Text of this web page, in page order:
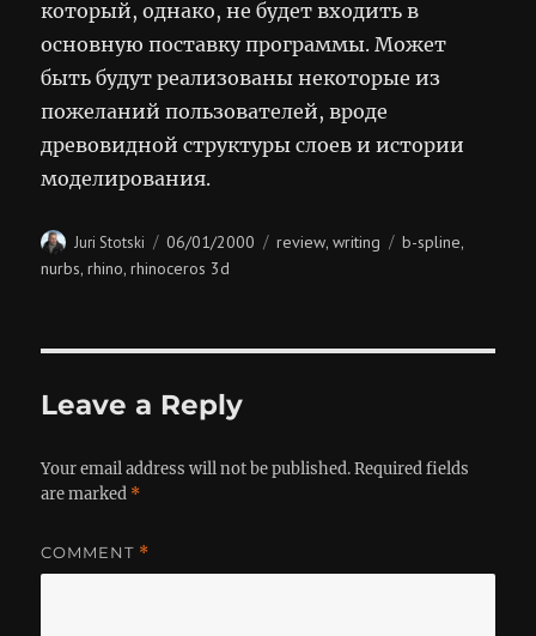
который, однако, не будет входить в
основную поставку программы. Может
быть будут реализованы некоторые из
пожеланий пользователей, вроде
древовидной структуры слоев и истории
моделирования.
Author
Juri Stotski
Posted
on
06/01/2000 Categories
review,writing Tags
b-spline,
nurbs,rhino,rhinoceros 3d
Leave a Reply
Your email address will not be published. Required fields
are marked *
COMMENT *